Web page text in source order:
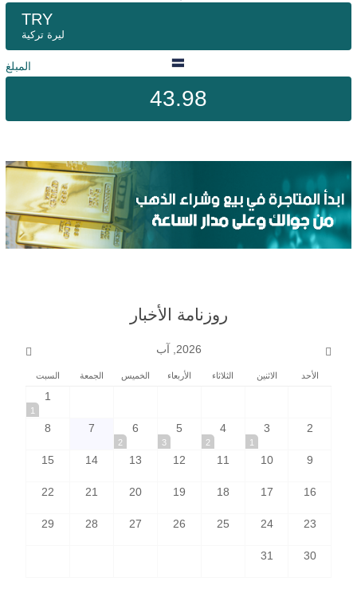
TRY
ليرة تركية
المبلغ
43.98
روزنامة الأخبار
2026, آب
الأحد الاثنين الثلاثاء الأربعاء الخميس الجمعة السبت
1
1
2
3
1
4
2
5
3
6
2
7
8
9
10
11
12
13
14
15
16
17
18
19
20
21
22
23
24
25
26
27
28
29
30
31